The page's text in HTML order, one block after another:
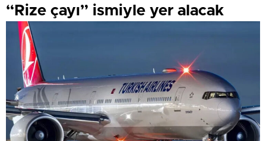
“Rize çayı” ismiyle yer alacak